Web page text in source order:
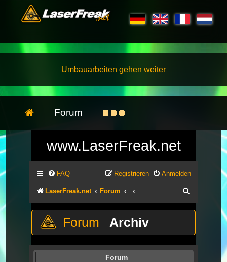
Umbauarbeiten gehen weiter
Forum
www.LaserFreak.net
FAQ Anmelden
Registrieren
LaserFreak.net Forum
Archiv
Forum